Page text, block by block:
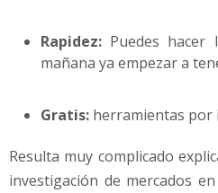
Rapidez: Puedes hacer
mañana ya empezar a
Gratis: herramientas por
Resulta muy complicado
investigación de mercados